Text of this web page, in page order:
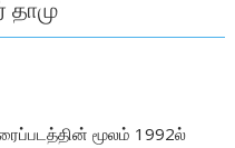
தாமு
மூலம் 1992ல்